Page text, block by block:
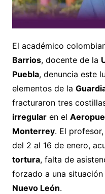
El académico
Barrios, docente de la
Puebla, denuncia este
elementos de la
fracturaron tres
irregularen el
Monterrey. El
del 2 al 16 de enero,
tortura, falta de
forzado a una
Nuevo León.